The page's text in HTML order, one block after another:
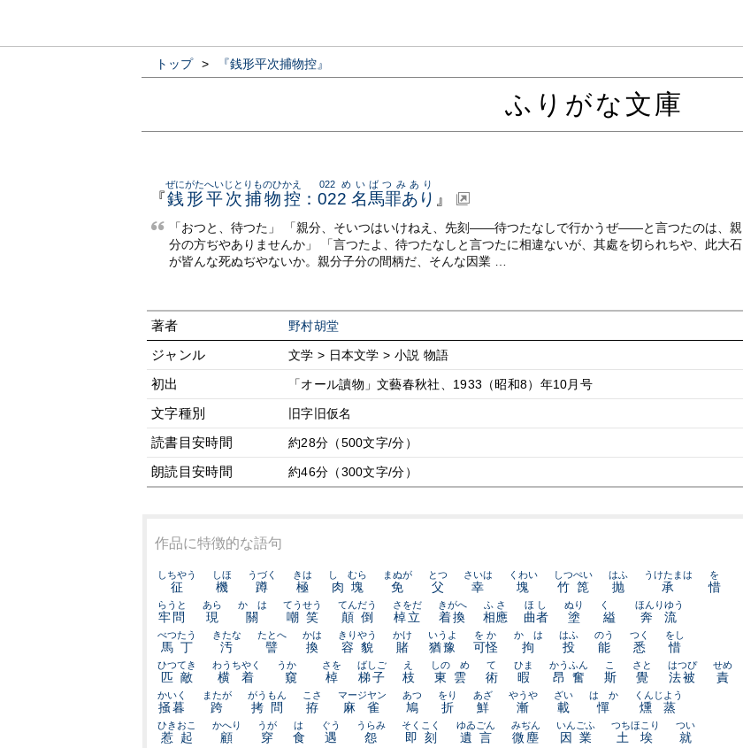
トップ > 『銭形平次捕物控』
ふりがな文庫
『銭形平次捕物控
ぜにがたへいじとりものひかえ
： 022 名馬罪あり
022 めいばつみあり
』
「おつと、待つた」 「親分、そいつはいけねえ、先刻——待つたなしで行かうぜ——と言つたのは、親
分の方ぢやありませんか」 「言つたよ、待つたなしと言つたに相違ないが、其處を切られちや、此大石
が皆んな死ぬぢやないか。親分子分の間柄だ、そんな因業 …
著者 野村胡堂
ジャンル 文学 > 日本文学 > 小説 物語
初出 「オール讀物」文藝春秋社、1933（昭和8）年10月号
文字種別 旧字旧仮名
読書目安時間 約28分（500文字/分）
朗読目安時間 約46分（300文字/分）
作品に特徴的な語句
征
しちやう
機
しほ
蹲
うづく
極
きは
肉塊
しゝむら
免
まぬが
父
とつ
幸
さいは
塊
くわい
竹箆
しつぺい
抛
はふ
承
うけたまは
惜
を
牢問
らうと
現
あら
關
かゝは
嘲笑
てうせう
顛倒
てんだう
棹立
さをだ
着換
きがへ
相應
ふさ
曲者
ほし
塗
ぬり
縊
くゝ
奔流
ほんりゆう
馬丁
べつたう
汚
きたな
譬
たとへ
換
かは
容貌
きりやう
賭
かけ
猶豫
いうよ
可怪
をか
拘
かゝは
投
はふ
能
のう
悉
つく
惜
をし
匹敵
ひつてき
横着
わうちやく
窺
うかゞ
棹
さを
梯子
ばしご
枝
え
東雲
しのゝめ
術
て
暇
ひま
昂奮
かうふん
斯
こ
覺
さと
法被
はつぴ
責
せめ
掻暮
かいく
跨
またが
拷問
がうもん
拵
こさ
麻雀
マージヤン
鳩
あつ
折
をり
鮮
あざ
漸
やうや
載
ざい
憚
はゞか
燻蒸
くんじよう
惹起
ひきおこ
顧
かへり
穿
うが
食
は
遇
ぐう
怨
うらみ
即刻
そくこく
遺言
ゆゐごん
微塵
みぢん
因業
いんごふ
土埃
つちほこり
就
つい